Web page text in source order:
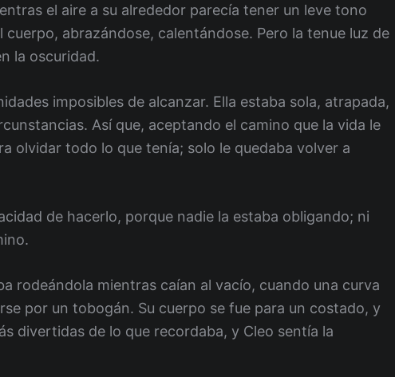
el aire a su alrededor parecía tener un leve tono
abrazándose, calentándose. Pero la tenue luz de
la oscuridad.
imposibles de alcanzar. Ella estaba sola, atrapada,
Así que, aceptando el camino que la vida le
olvidar todo lo que tenía; solo le quedaba volver a
de hacerlo, porque nadie la estaba obligando; ni
rodeándola mientras caían al vacío, cuando una curva
por un tobogán. Su cuerpo se fue para un costado, y
divertidas de lo que recordaba, y Cleo sentía la